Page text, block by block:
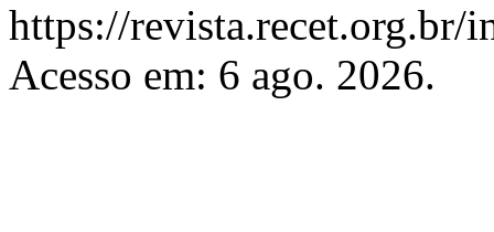
https://revista.recet.org.br/
Acesso em: 6 ago. 2026.